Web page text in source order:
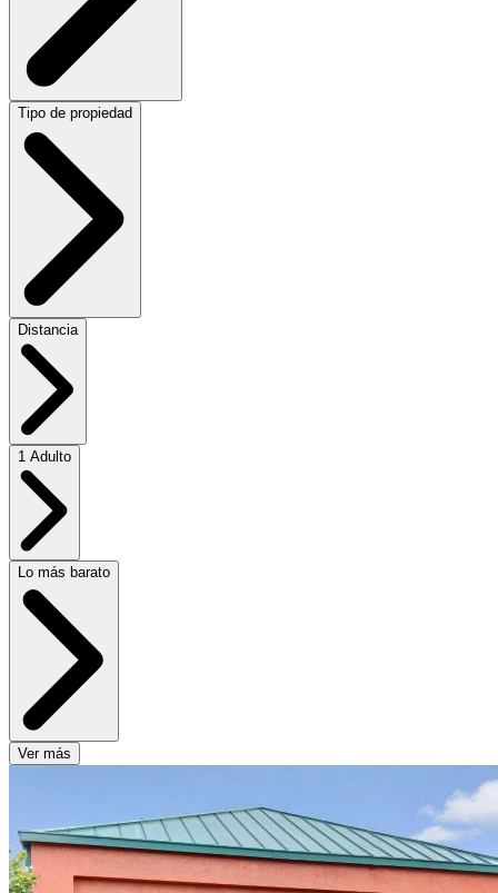
Tipo de propiedad
Distancia
1 Adulto
Lo más barato
Ver más